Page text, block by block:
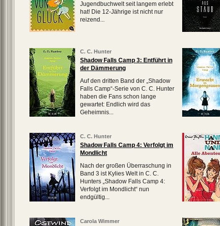
Jugendbuchwelt seit langem erlebt
hat! Die 12-Jährige ist nicht nur
reizend...
C. C. Hunter
Shadow Falls Camp 3: Entführt in
der Dämmerung
Auf den dritten Band der „Shadow
Falls Camp“-Serie von C. C. Hunter
haben die Fans schon lange
gewartet: Endlich wird das
Geheimnis...
C. C. Hunter
Shadow Falls Camp 4: Verfolgt im
Mondlicht
Nach der großen Überraschung in
Band 3 ist Kylies Welt in C. C.
Hunters „Shadow Falls Camp 4:
Verfolgt im Mondlicht“ nun
endgültig...
Carola Wimmer